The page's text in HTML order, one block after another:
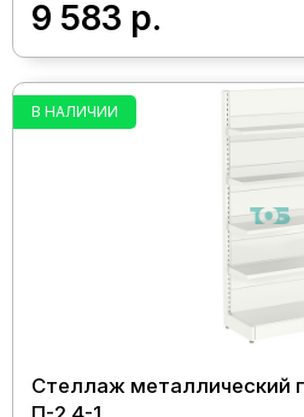
9 583 р.
В НАЛИЧИИ
Стеллаж металлический